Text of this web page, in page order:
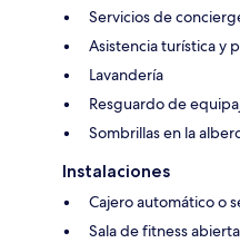
Servicios de
Asistencia turística y
Lavandería
Resguardo de
Sombrillas en la
Instalaciones
Cajero automático o
Sala de fitness